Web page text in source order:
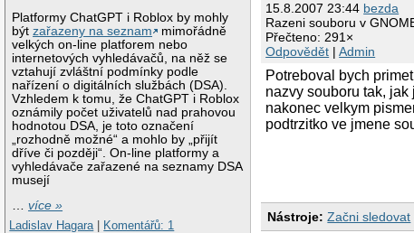
Platformy ChatGPT i Roblox by mohly
býtzařazeny na seznam
mimořádně
velkých on-line platforem nebo
internetových vyhledávačů, na něž se
vztahují zvláštní podmínky podle
nařízení o digitálních službách (DSA).
Vzhledem k tomu, že ChatGPT i Roblox
oznámily počet uživatelů nad prahovou
hodnotou DSA, je toto označení
„rozhodně možné“ a mohlo by „přijít
dříve či později“. On-line platformy a
vyhledávače zařazené na seznamy DSA
musejí
…více »
Ladislav Hagara
Komentářů: 1
15.8.2007 23:44 bezda
Razeni souboru v
Přečteno: 291×
Odpovědět |Admin
Potreboval bych
nazvy souboru tak,
nakonec velkym
podtrzitko ve jmene
Nástroje: Začni sledovat